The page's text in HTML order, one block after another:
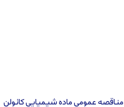
مناقصه عمومی ماده شیمیایی کائولن